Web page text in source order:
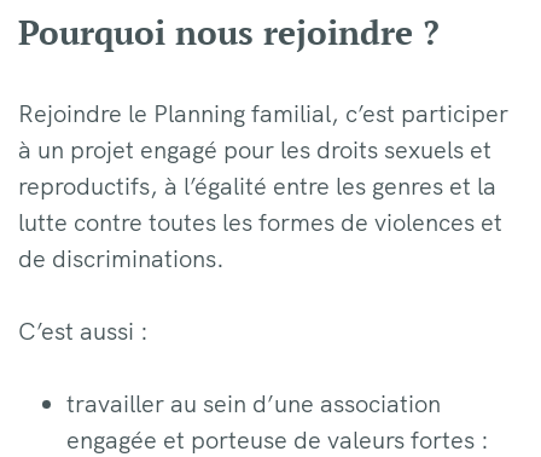
Pourquoi nous rejoindre ?
Rejoindre le Planning familial, c’est participer
à un projet engagé pour les droits sexuels et
reproductifs, à l’égalité entre les genres et la
lutte contre toutes les formes de violences et
de discriminations.
C’est aussi :
travailler au sein d’une association
engagée et porteuse de valeurs fortes :